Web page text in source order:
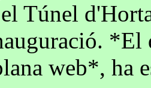
Túnel
*El
web*, ha